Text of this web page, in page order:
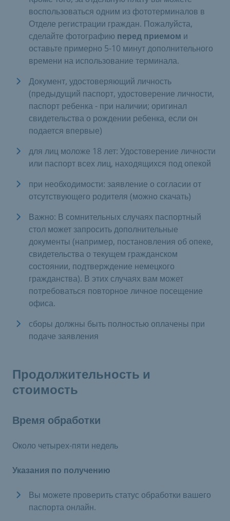
воспользоваться одним из фототерминалов в
Отделе регистрации граждан. Пожалуйста,
сделайте фотографию перед приемом и
оставьте примерно 5-10 минут дополнительного
времени на использование терминала.
Документ, удостоверяющий личность
(предыдущий паспорт, удостоверение личности,
паспорт ребенка - при наличии; оригинал
свидетельства о рождении ребенка, если он
подается впервые)
для лиц моложе 18 лет: Удостоверение личности
или паспорт всех лиц, находящихся под опекой
при необходимости: заявление о согласии от
отсутствующего родителя (можно скачать)
Важно: В сомнительных случаях паспортный
стол может запросить дополнительные
документы (например, постановления об опеке,
свидетельства о текущем гражданском
состоянии, подтверждение немецкого
гражданства). В этих случаях вам может
потребоваться повторное личное посещение
офиса.
сборы должны быть полностью оплачены при
подаче заявления
Продолжительность и
стоимость
Время обработки
Около четырех-пяти недель
Указания по получению
Вы можете проверить статус обработки вашего
паспорта онлайн.